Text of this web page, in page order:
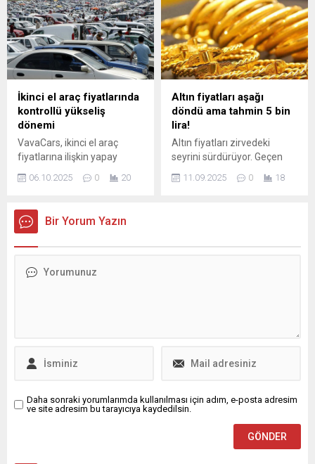
ardından açıklamalarda
bulundu. Sağlık Bakanı
Kemal Memişoğlu, kendi
randevu sistemi bulunan ...
süredir öngörülüyordu. 300-
350 baz puanlık indirim
beklentisi, CHP üzerinden
sürdürülen siyasi ...
İkinci el araç fiyatlarında
kontrollü yükseliş
dönemi
VavaCars, ikinci el araç
fiyatlarına ilişkin yapay
zekayla geliştirdiği "VavaAI
Fiyat Endeksi"nin eylül ayı
Şirketten yapılan
açıklamaya göre, kamuya
göre, ikinci el araç fiyatları
06.10.2025 0 20
Altın fiyatları aşağı
döndü ama tahmin 5 bin
lira!
Altın fiyatları zirvedeki
seyrini sürdürüyor. Geçen
hafta rekor üzerine rekor
kıran gram altın yeni
11.09.2025 0 18
Bir Yorum Yazın
Daha sonraki yorumlarımda kullanılması için adım, e-posta adresim
ve site adresim bu tarayıcıya kaydedilsin.